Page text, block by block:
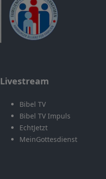
Livestream
Bibel TV
Bibel TV Impuls
EchtJetzt
MeinGottesdienst